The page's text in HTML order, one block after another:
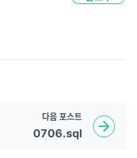
다음 포스트
0706.sql